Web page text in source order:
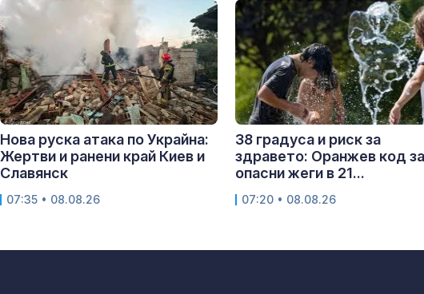
Нова руска атака по Украйна:
Жертви и ранени край Киев и
Славянск
07:35 • 08.08.26
38 градуса и риск за
здравето: Оранжев код за
опасни жеги в 21...
07:20 • 08.08.26